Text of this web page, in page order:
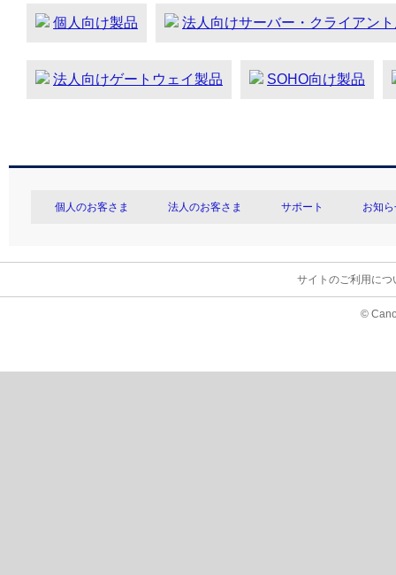
個人向け製品 法人向けサーバー・クライアン
法人向けゲートウェイ製品 SOHO向け製品
個人のお客さま 法人のお客さま サポート お知
サイトのご利用につ
©